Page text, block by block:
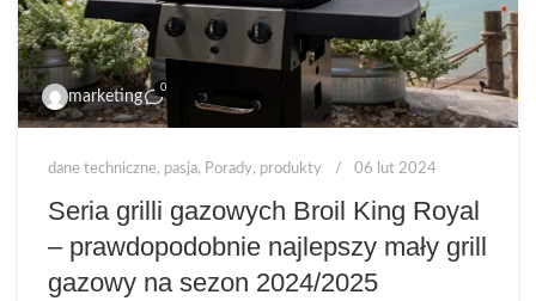
marketing
0
dane techniczne, pasja, Porady, produkty 06 lut 2024
Seria grilli gazowych Broil King Royal
– prawdopodobnie najlepszy mały grill
gazowy na sezon 2024/2025